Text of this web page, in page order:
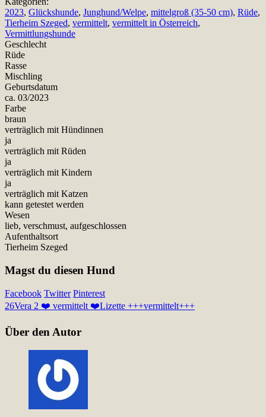
2023, Glückshunde, Junghund/Welpe, mittelgroß (35-50 cm), Rüde,
Tierheim Szeged, vermittelt, vermittelt in Österreich,
Vermittlungshunde
Geschlecht
Rüde
Rasse
Mischling
Geburtsdatum
ca. 03/2023
Farbe
braun
verträglich mit Hündinnen
ja
verträglich mit Rüden
ja
verträglich mit Kindern
ja
verträglich mit Katzen
kann getestet werden
Wesen
lieb, verschmust, aufgeschlossen
Aufenthaltsort
Tierheim Szeged
Magst du diesen Hund
Facebook Twitter Pinterest
26Vera 2 ❤️ vermittelt ❤️Lizette +++vermittelt+++
Über den Autor